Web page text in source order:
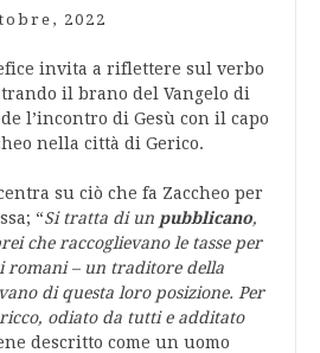
2022
invita a riflettere sul verbo
il brano del Vangelo di
l’incontro di Gesù con il capo
nella città di Gerico.
su ciò che fa Zaccheo per
“Si tratta di un pubblicano,
che raccoglievano le tasse per
romani – un traditore della
di questa loro posizione. Per
odiato da tutti e additato
descritto come un uomo